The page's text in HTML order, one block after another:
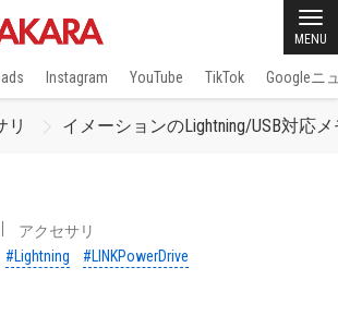
MENU
Instagram YouTube TikTok Googleニ
リ イメーションのLightning/USB対応
アクセサリ
#Lightning #LINKPowerDrive